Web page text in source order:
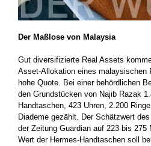
Der Maßlose von Malaysia
Gut diversifizierte Real Assets
Asset-Allokation eines malaysischen
hohe Quote. Bei einer behördlichen
den Grundstücken von Najib Razak
Handtaschen, 423 Uhren, 2.200
Diademe gezählt. Der Schätzwert
der Zeitung Guardian auf 223 bis 275
Wert der Hermes-Handtaschen soll